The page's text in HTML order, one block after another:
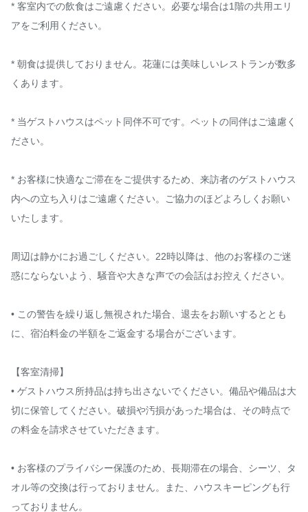
* 客室内での飲食はご遠慮ください。必要な場合は1階の共用エリ
アをご利用ください。
* 朝食は提供しておりません。花蓮には美味しいレストランが数多
くあります。
* 当ゲストハウスはペット同伴不可です。ペットの同伴はご遠慮く
ださい。
* お客様に快適なご滞在をご提供するため、来訪者のゲストハウス
内への立ち入りはご遠慮ください。ご協力のほどよろしくお願い
いたします。
周辺は静かにお過ごしください。22時以降は、他のお客様のご迷
惑にならないよう、騒音や大きな声での会話はお控えください。
• この警告を繰り返し無視された場合、退去をお願いするととも
に、宿泊料金の半額をご返金する場合がございます。
【客室清掃】
• ゲストハウス所持品は持ち出さないでください。備品や備品は大
切に保管してください。破損や汚損があった場合は、その時点で
の料金を請求させていただきます。
• お客様のプライバシー保護のため、長期滞在の場合、シーツ、タ
オル等の交換は行っておりません。また、ハウスキーピングも行
っておりません。